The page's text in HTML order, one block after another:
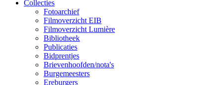
Collecties
Fotoarchief
Filmoverzicht EIB
Filmoverzicht Lumière
Bibliotheek
Publicaties
Bidprentjes
Brievenhoofden/nota's
Burgemeesters
Ereburgers